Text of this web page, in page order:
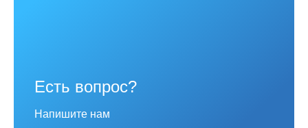
Есть вопрос?
Напишите нам